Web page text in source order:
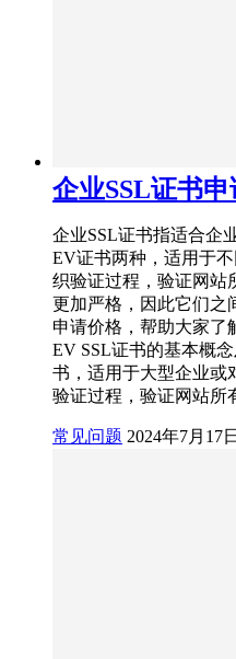
企业SSL证书
企业SSL证书指适合企
EV证书两种，适用于
织验证过程，验证网站
更加严格，因此它们之
申请价格，帮助大家了
EV SSL证书的基本概
书，适用于大型企业或
验证过程，验证网站
常见问题 2024年7月17日